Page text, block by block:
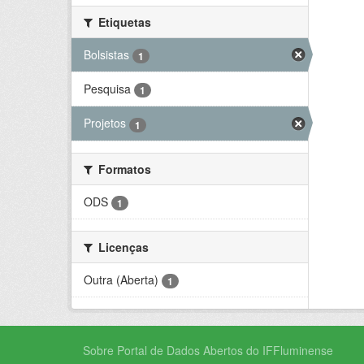
Etiquetas
Bolsistas
1
Pesquisa 1
Projetos 1
Formatos
ODS
1
Licenças
Outra (Aberta)
1
Sobre Portal de Dados Abertos do IFFluminense